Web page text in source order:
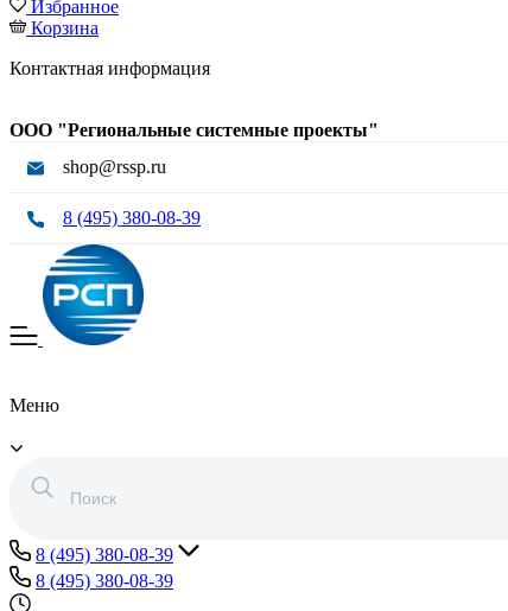
Избранное
Корзина
Контактная информация
ООО "Региональные системные проекты"
shop@rssp.ru
8 (495) 380-08-39
Меню
8 (495) 380-08-39
8 (495) 380-08-39